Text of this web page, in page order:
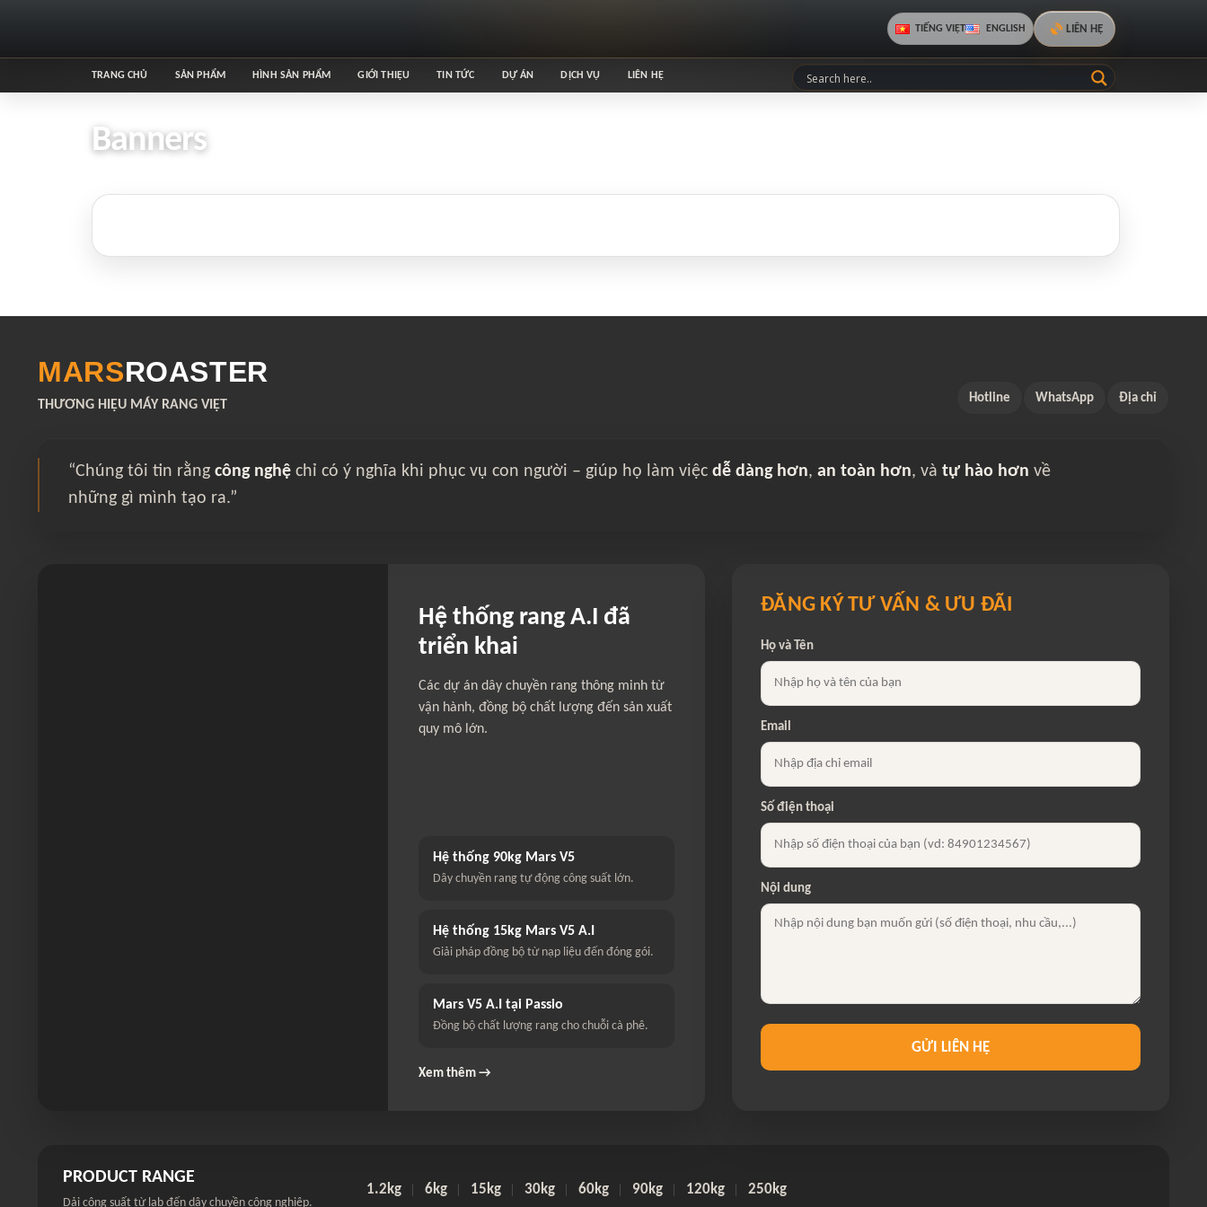
TIẾNG VIỆT ENGLISH LIÊN HỆ
TRANG CHỦ SẢN PHẨM HÌNH SẢN PHẨM GIỚI THIỆU TIN TỨC DỰ ÁN DỊCH VỤ LIÊN HỆ
Banners
MARSROASTER
THƯƠNG HIỆU MÁY RANG VIỆT Hotline WhatsApp Địa chỉ
“Chúng tôi tin rằng công nghệ chỉ có ý nghĩa khi phục vụ con người – giúp họ làm việc dễ dàng hơn, an toàn hơn, và tự hào hơn về
những gì mình tạo ra.”
Hệ thống rang A.I đã
triển khai
Các dự án dây chuyền rang thông minh từ
vận hành, đồng bộ chất lượng đến sản xuất
quy mô lớn.
Hệ thống 90kg Mars V5
Dây chuyền rang tự động công suất lớn.
Hệ thống 15kg Mars V5 A.I
Giải pháp đồng bộ từ nạp liệu đến đóng gói.
Mars V5 A.I tại Passio
Đồng bộ chất lượng rang cho chuỗi cà phê.
Xem thêm →
ĐĂNG KÝ TƯ VẤN & ƯU ĐÃI
Họ và Tên
Email
Số điện thoại
Nội dung
GỬI LIÊN HỆ
PRODUCT RANGE
Dải công suất từ lab đến dây chuyền công nghiệp.
1.2kg 6kg 15kg 30kg 60kg 90kg 120kg 250kg